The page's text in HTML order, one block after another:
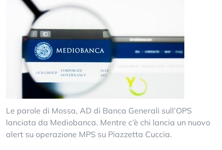
Le parole di Mossa, AD di Banca Generali sull’OPS
lanciata da Mediobanca. Mentre c’è chi lancia un nuovo
alert su operazione MPS su Piazzetta Cuccia.